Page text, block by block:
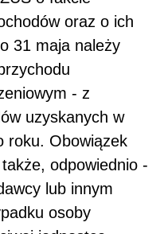
oraz o ich
31 maja należy
- z
uzyskanych w
roku. Obowiązek
odpowiednio -
lub innym
osoby